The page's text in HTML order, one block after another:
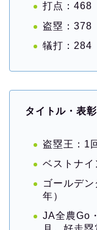
打点：468
盗塁：378
犠打：284
タイトル・表彰
盗塁王：1
ベストナイ
ゴールデ
年）
JA全農Go